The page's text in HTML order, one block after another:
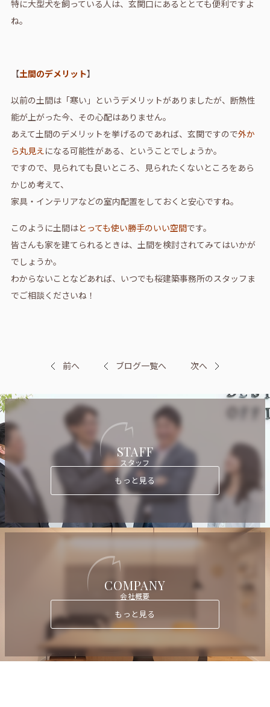
特に大型犬を飼っている人は、玄関口にあるととても便利ですよ
ね。
【土間のデメリット】
以前の土間は「寒い」というデメリットがありましたが、断熱性
能が上がった今、その心配はありません。
あえて土間のデメリットを挙げるのであれば、玄関ですので外か
ら丸見えになる可能性がある、ということでしょうか。
ですので、見られても良いところ、見られたくないところをあら
かじめ考えて、
家具・インテリアなどの室内配置をしておくと安心ですね。
このように土間はとっても使い勝手のいい空間です。
皆さんも家を建てられるときは、土間を検討されてみてはいかが
でしょうか。
わからないことなどあれば、いつでも桜建築事務所のスタッフま
でご相談くださいね！
前へ ブログ一覧へ 次へ
STAFF
スタッフ
もっと見る
COMPANY
会社概要
もっと見る